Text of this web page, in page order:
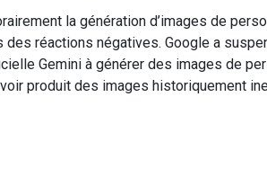
la génération d’images de
des réactions négatives. Google a
Gemini à générer des images de
produit des images historiquement